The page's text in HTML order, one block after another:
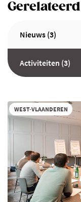
Gerelateerd
Nieuws (3)
Activiteiten (3)
WEST-VLAANDEREN